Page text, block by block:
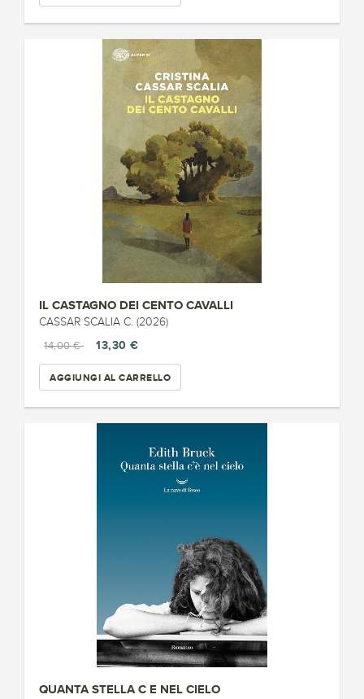
IL CASTAGNO DEI CENTO CAVALLI
CASSAR SCALIA C. (2026)
14,00 €
13,30 €
AGGIUNGI AL CARRELLO
QUANTA STELLA C E NEL CIELO